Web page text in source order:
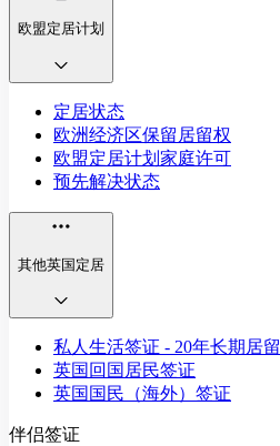
欧盟定居计划
定居状态
欧洲经济区保留居留权
欧盟定居计划家庭许可
预先解决状态
其他英国定居
私人生活签证 - 20年长期居留
英国回国居民签证
英国国民（海外）签证
伴侣签证